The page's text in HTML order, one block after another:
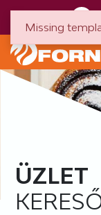
ÜZLET
Missing